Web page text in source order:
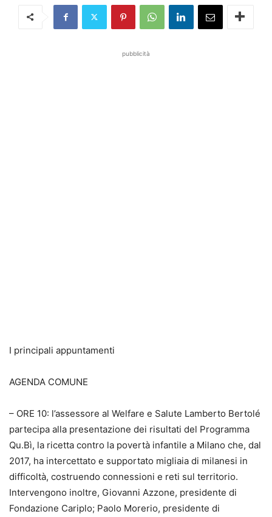
pubblicità
I principali appuntamenti
AGENDA COMUNE
– ORE 10: l’assessore al Welfare e Salute Lamberto Bertolé
partecipa alla presentazione dei risultati del Programma
Qu.Bì, la ricetta contro la povertà infantile a Milano che, dal
2017, ha intercettato e supportato migliaia di milanesi in
difficoltà, costruendo connessioni e reti sul territorio.
Intervengono inoltre, Giovanni Azzone, presidente di
Fondazione Cariplo; Paolo Morerio, presidente di